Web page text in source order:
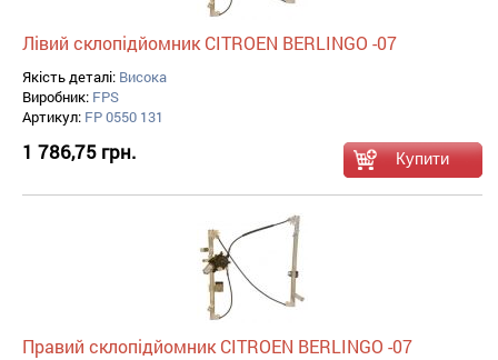
Лівий склопідйомник CITROEN BERLINGO -07
Якість деталі: Висока
Виробник: FPS
Артикул: FP 0550 131
1 786,75 грн.
Правий склопідйомник CITROEN BERLINGO -07